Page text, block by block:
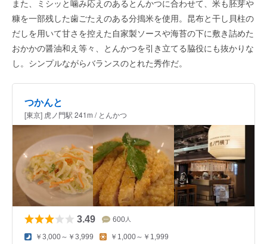
また、ミシッと噛み応えのあるとんかつに合わせて、米も胚芽や
糠を一部残した歯ごたえのある分搗米を使用。昆布と干し貝柱の
だしを用いて甘さを控えた自家製ソースや海苔の下に敷き詰めた
おかかの醤油和え等々、とんかつを引き立てる脇役にも抜かりな
し。シンプルながらバランスのとれた秀作だ。
つかんと
[東京] 虎ノ門駅 241m / とんかつ
3.49 600人
￥3,000～￥3,999 ￥1,000～￥1,999